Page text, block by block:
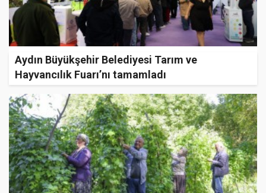
Aydın Büyükşehir Belediyesi Tarım ve
Hayvancılık Fuarı’nı tamamladı